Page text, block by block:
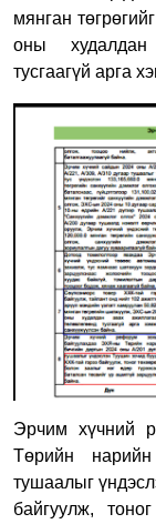
мянган
оны худалдан
тусгаагүй арга
Эрчим хүчний
Төрийн
тушаалыг
байгуулж,